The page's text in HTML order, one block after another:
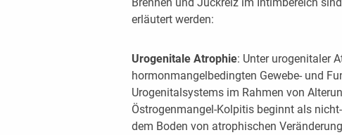
erläutert werden:
Urogenitale Atrophie: Unter urogenitaler
hormonmangelbedingten Gewebe- und
Urogenitalsystems im Rahmen von
Östrogenmangel-Kolpitis beginnt als
dem Boden von atrophischen